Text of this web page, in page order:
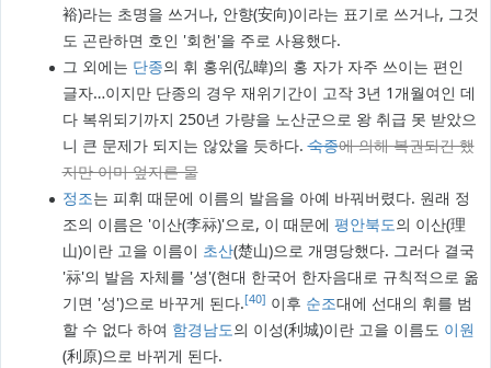
裕)라는 초명을 쓰거나, 안향(安向)이라는 표기로 쓰거나, 그것
도 곤란하면 호인 '회헌'을 주로 사용했다.
그 외에는 단종의 휘 홍위(弘暐)의 홍 자가 자주 쓰이는 편인
글자…이지만 단종의 경우 재위기간이 고작 3년 1개월여인 데
다 복위되기까지 250년 가량을 노산군으로 왕 취급 못 받았으
니 큰 문제가 되지는 않았을 듯하다.숙종에 의해 복권되긴 했
지만 이미 엎지른 물
정조는 피휘 때문에 이름의 발음을 아예 바꿔버렸다. 원래 정
조의 이름은 '이산(李祘)'으로, 이 때문에 평안북도의 이산(理
山)이란 고을 이름이 초산(楚山)으로 개명당했다. 그러다 결국
'祘'의 발음 자체를 '셩'(현대 한국어 한자음대로 규칙적으로 옮
기면 '성')으로 바꾸게 된다.[40] 이후 순조대에 선대의 휘를 범
할 수 없다 하여 함경남도의 이성(利城)이란 고을 이름도 이원
(利原)으로 바뀌게 된다.